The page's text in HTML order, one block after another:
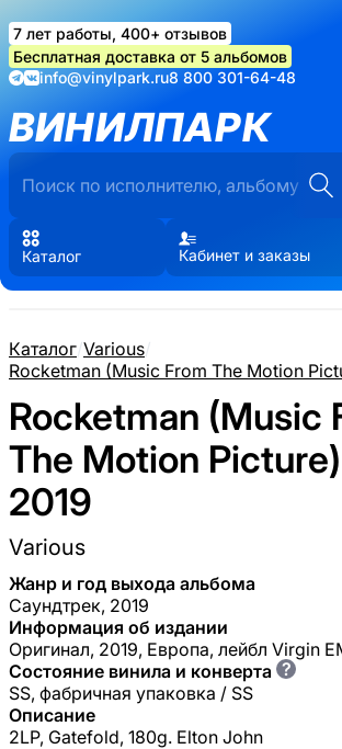
7 лет работы, 400+ отзывов
Бесплатная доставка от 5 альбомов
info@vinylpark.ru8 800 301-64-48
ВИНИЛПАРК
Каталог Кабинет и заказы
Каталог/Various/
Rocketman (Music From The Motion
Rocketman (Music
The Motion
2019
Various
Жанр и год выхода альбома
Саундтрек, 2019
Информация об издании
Оригинал, 2019, Европа, лейбл Virgin
Состояние винила и конверта ?
SS, фабричная упаковка / SS
Описание
2LP, Gatefold, 180g. Elton John